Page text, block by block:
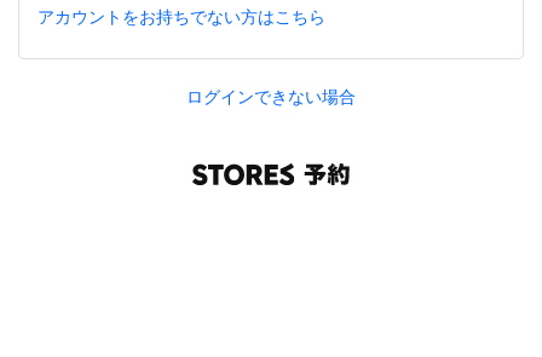
アカウントをお持ちでない方はこちら
ログインできない場合